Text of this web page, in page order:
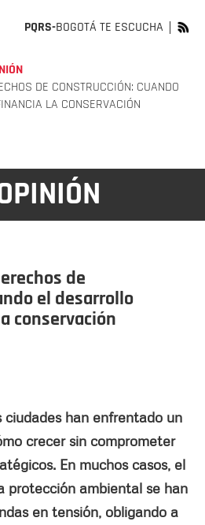
PQRS-BOGOTÁ TE ESCUCHA
DE CONSTRUCCIÓN: CUANDO
LA CONSERVACIÓN
de
el desarrollo
conservación
ciudades han enfrentado un
crecer sin comprometer
En muchos casos, el
protección ambiental se han
en tensión, obligando a